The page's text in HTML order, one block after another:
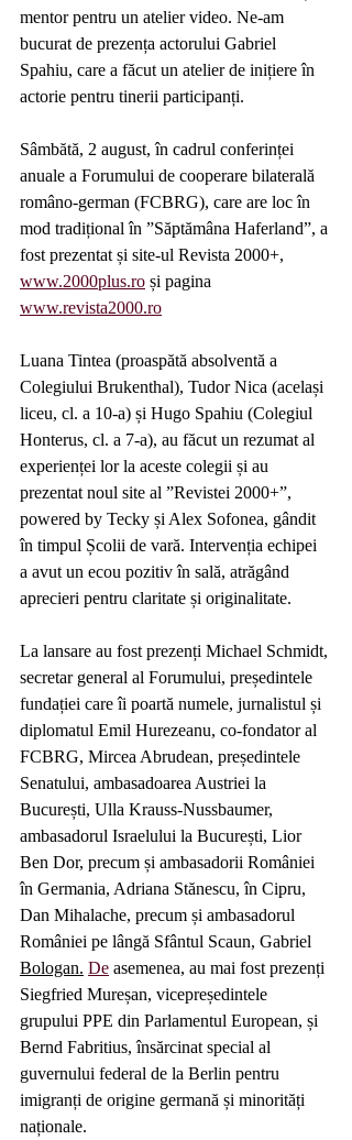
mentor pentru un atelier video. Ne-am
bucurat de prezența actorului Gabriel
Spahiu, care a făcut un atelier de inițiere în
actorie pentru tinerii participanți.
Sâmbătă, 2 august, în cadrul conferinței
anuale a Forumului de cooperare bilaterală
româno-german (FCBRG), care are loc în
mod tradițional în ”Săptămâna Haferland”, a
fost prezentat și site-ul Revista 2000+,
www.2000plus.ro și pagina
www.revista2000.ro
Luana Tintea (proaspătă absolventă a
Colegiului Brukenthal), Tudor Nica (același
liceu, cl. a 10-a) și Hugo Spahiu (Colegiul
Honterus, cl. a 7-a), au făcut un rezumat al
experienței lor la aceste colegii și au
prezentat noul site al ”Revistei 2000+”,
powered by Tecky și Alex Sofonea, gândit
în timpul Școlii de vară. Intervenția echipei
a avut un ecou pozitiv în sală, atrăgând
aprecieri pentru claritate și originalitate.
La lansare au fost prezenți Michael Schmidt,
secretar general al Forumului, președintele
fundației care îi poartă numele, jurnalistul și
diplomatul Emil Hurezeanu, co-fondator al
FCBRG, Mircea Abrudean, președintele
Senatului, ambasadoarea Austriei la
București, Ulla Krauss-Nussbaumer,
ambasadorul Israelului la București, Lior
Ben Dor, precum și ambasadorii României
în Germania, Adriana Stănescu, în Cipru,
Dan Mihalache, precum și ambasadorul
României pe lângă Sfântul Scaun, Gabriel
Bologan. De asemenea, au mai fost prezenți
Siegfried Mureșan, vicepreședintele
grupului PPE din Parlamentul European, și
Bernd Fabritius, însărcinat special al
guvernului federal de la Berlin pentru
imigranți de origine germană și minorități
naționale.